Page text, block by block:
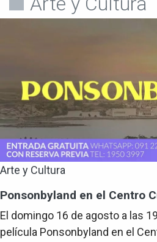
Arte y Cultura
Ponsonbyland en el Centro
El domingo 16 de agosto a las
película Ponsonbyland en el